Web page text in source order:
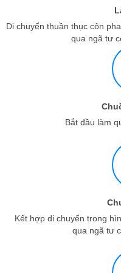
Di chuyển thuần thục côn
qua ngã tư
Bắt đầu làm
Kết hợp di chuyển trong
qua ngã tư